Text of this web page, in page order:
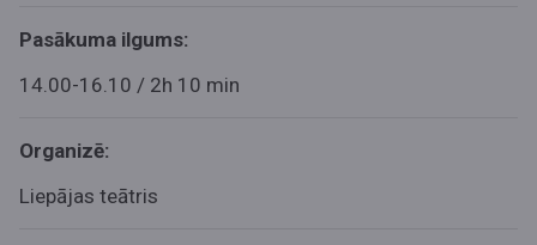
Pasākuma ilgums:
14.00-16.10 / 2h 10 min
Organizē:
Liepājas teātris